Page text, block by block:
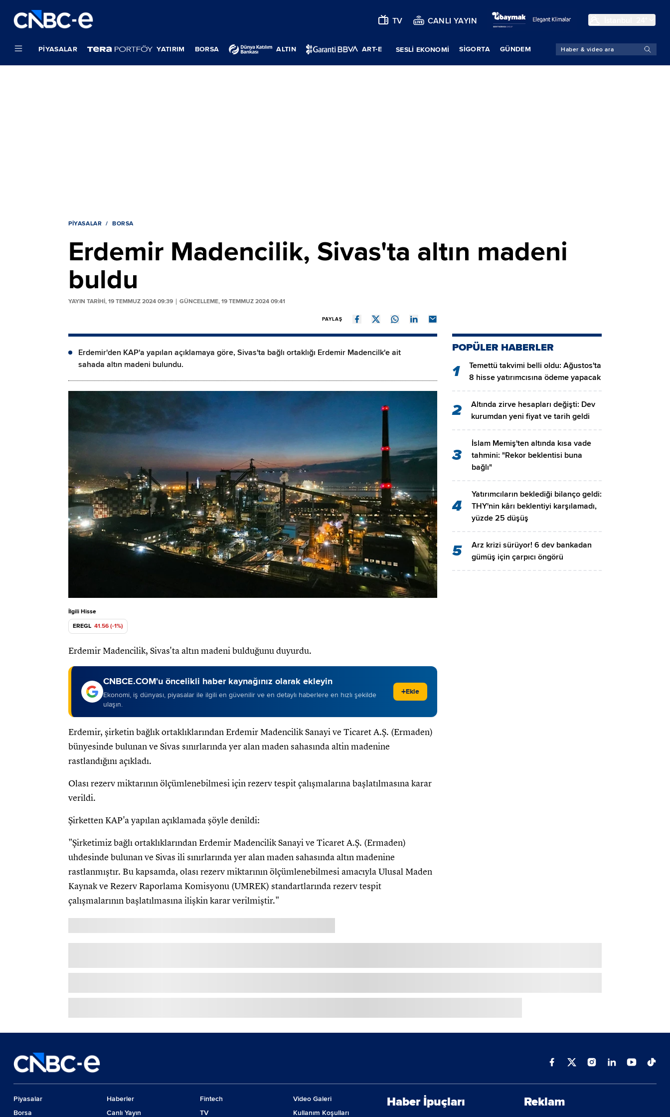
TV CANLI YAYIN
PIYASALAR YATIRIM BORSA ALTIN ART-E SESLİ EKONOMİ SIGORTA GÜNDEM
PIYASALAR BORSA
Erdemir Madencilik, Sivas'ta altın madeni
buldu
YAYIN TARİHİ, 19 TEMMUZ 2024 09:39 GÜNCELLEME, 19 TEMMUZ 2024 09:41
PAYLAŞ
Erdemir'den KAP'a yapılan açıklamaya göre, Sivas'ta bağlı ortaklığı Erdemir Madencilk'e ait
sahada altın madeni bulundu.
İlgili Hisse
EREGL 41.56 (-1%)
Erdemir Madencilik, Sivas'ta altın madeni bulduğunu duyurdu.
CNBCE.COM'u öncelikli haber kaynağınız olarak ekleyin
Ekonomi, iş dünyası, piyasalar ile ilgili en güvenilir ve en detaylı haberlere en hızlı şekilde
ulaşın.
+Ekle
Erdemir, şirketin bağlık ortaklıklarından Erdemir Madencilik Sanayi ve Ticaret A.Ş. (Ermaden)
bünyesinde bulunan ve Sivas sınırlarında yer alan maden sahasında altin madenine
rastlandığını açıkladı.
Olası rezerv miktarının ölçümlenebilmesi için rezerv tespit çalışmalarına başlatılmasına karar
verildi.
Şirketten KAP'a yapılan açıklamada şöyle denildi:
"Şirketimiz bağlı ortaklıklarından Erdemir Madencilik Sanayi ve Ticaret A.Ş. (Ermaden)
uhdesinde bulunan ve Sivas ili sınırlarında yer alan maden sahasında altın madenine
rastlanmıştır. Bu kapsamda, olası rezerv miktarının ölçümlenebilmesi amacıyla Ulusal Maden
Kaynak ve Rezerv Raporlama Komisyonu (UMREK) standartlarında rezerv tespit
çalışmalarının başlatılmasına ilişkin karar verilmiştir."
POPÜLER HABERLER
1
Temettü takvimi belli oldu: Ağustos'ta
8 hisse yatırımcısına ödeme yapacak
2
Altında zirve hesapları değişti: Dev
kurumdan yeni fiyat ve tarih geldi
3
İslam Memiş'ten altında kısa vade
tahmini: "Rekor beklentisi buna
bağlı"
4
Yatırımcıların beklediği bilanço geldi:
THY'nin kârı beklentiyi karşılamadı,
yüzde 25 düşüş
5
Arz krizi sürüyor! 6 dev bankadan
gümüş için çarpıcı öngörü
Piyasalar
Borsa
Haberler
Canlı Yayın
Fintech
TV
Video Galeri
Kullanım Koşulları
Haber İpuçları Reklam